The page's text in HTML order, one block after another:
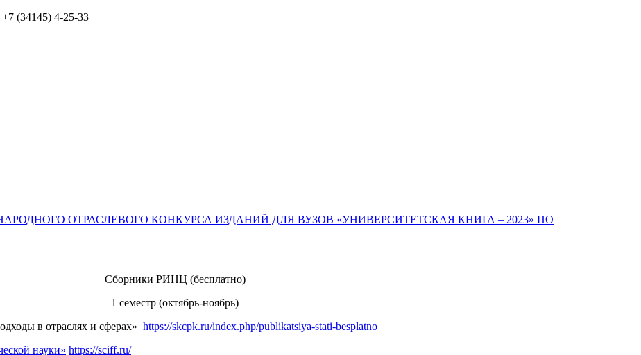
(34145) 4-25-33
ОТРАСЛЕВОГО КОНКУРСА ИЗДАНИЙ ДЛЯ ВУЗОВ «УНИВЕРСИТЕТСКАЯ КНИГА – 2023» ПО
Сборники РИНЦ (бесплатно)
1 семестр (октябрь-ноябрь)
в отраслях и сферах» https://skcpk.ru/index.php/publikatsiya-stati-besplatno
науки» https://sciff.ru/